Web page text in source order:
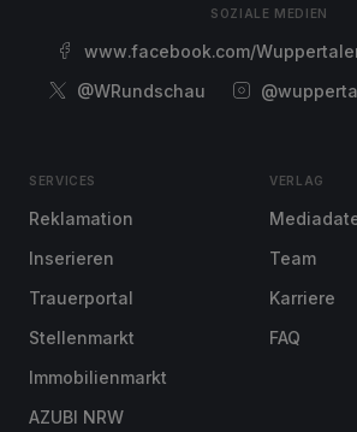
SOZIALE MEDIEN
www.facebook.com/
@WRundschau
SERVICES
Reklamation
Inserieren
Trauerportal
Stellenmarkt
Immobilienmarkt
AZUBI NRW
VERLAG
Team
Karriere
FAQ